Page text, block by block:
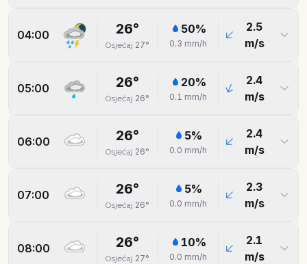
04:00 26°
Osjećaj 27°
50%
0.3 mm/h
2.5
m/s
05:00 26°
Osjećaj 26°
20%
0.1 mm/h
2.4
m/s
06:00 26°
Osjećaj 26°
5%
0.0 mm/h
2.4
m/s
07:00 26°
Osjećaj 26°
5%
0.0 mm/h
2.3
m/s
08:00 26°
Osjećaj 27°
10%
0.0 mm/h
2.1
m/s